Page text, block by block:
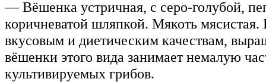
— Вёшенка устричная, с серо-голубой,
коричневатой шляпкой. Мякоть мясистая.
вкусовым и диетическим качествам,
вёшенки этого вида занимает немалую
культивируемых грибов.